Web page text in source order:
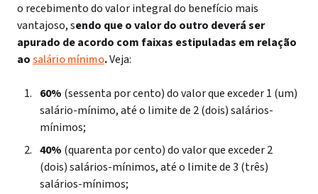
o recebimento do valor integral do benefício mais
vantajoso, sendo que o valor do outro deverá ser
apurado de acordo com faixas estipuladas em relação
aosalário mínimo.Veja:
60% (sessenta por cento) do valor que exceder 1 (um)
salário-mínimo, até o limite de 2 (dois) salários-
mínimos;
40% (quarenta por cento) do valor que exceder 2
(dois) salários-mínimos, até o limite de 3 (três)
salários-mínimos;